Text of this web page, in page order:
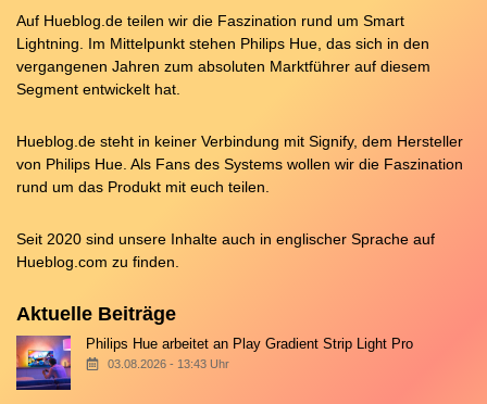
Auf Hueblog.de teilen wir die Faszination rund um Smart
Lightning. Im Mittelpunkt stehen Philips Hue, das sich in den
vergangenen Jahren zum absoluten Marktführer auf diesem
Segment entwickelt hat.
Hueblog.de steht in keiner Verbindung mit Signify, dem Hersteller
von Philips Hue. Als Fans des Systems wollen wir die Faszination
rund um das Produkt mit euch teilen.
Seit 2020 sind unsere Inhalte auch in englischer Sprache auf
Hueblog.com zu finden.
Aktuelle Beiträge
Philips Hue arbeitet an Play Gradient Strip Light Pro
03.08.2026 - 13:43 Uhr